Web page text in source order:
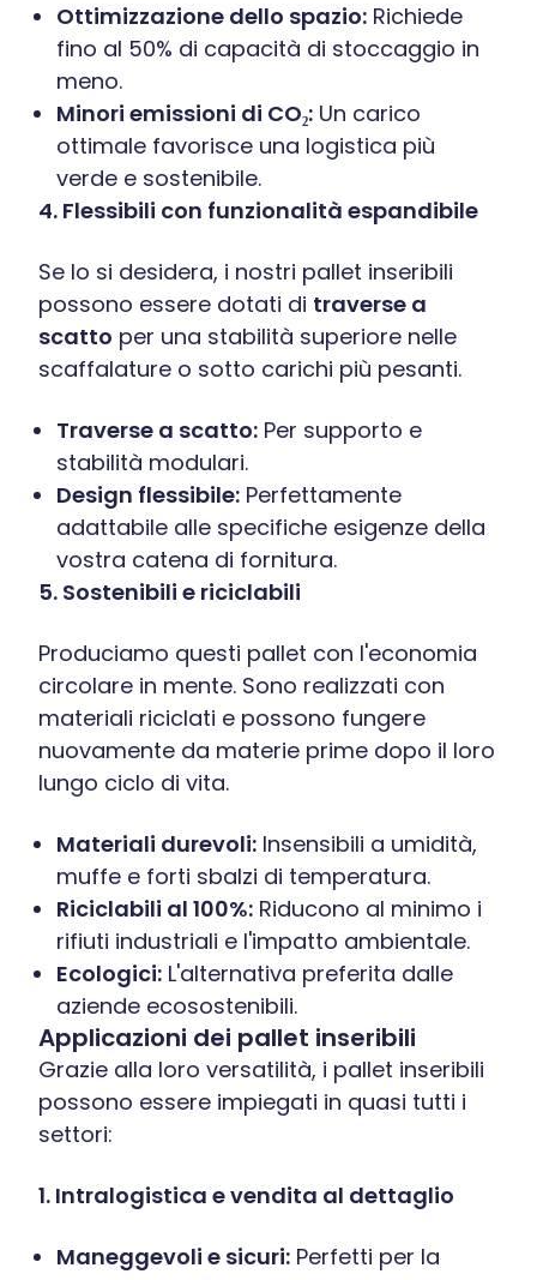
Ottimizzazione dello spazio: Richiede
fino al 50% di capacità di stoccaggio in
meno.
Minori emissioni di CO₂: Un carico
ottimale favorisce una logistica più
verde e sostenibile.
4. Flessibili con funzionalità espandibile
Se lo si desidera, i nostri pallet inseribili
possono essere dotati di traverse a
scatto per una stabilità superiore nelle
scaffalature o sotto carichi più pesanti.
Traverse a scatto: Per supporto e
stabilità modulari.
Design flessibile: Perfettamente
adattabile alle specifiche esigenze della
vostra catena di fornitura.
5. Sostenibili e riciclabili
Produciamo questi pallet con l'economia
circolare in mente. Sono realizzati con
materiali riciclati e possono fungere
nuovamente da materie prime dopo il loro
lungo ciclo di vita.
Materiali durevoli: Insensibili a umidità,
muffe e forti sbalzi di temperatura.
Riciclabili al 100%: Riducono al minimo i
rifiuti industriali e l'impatto ambientale.
Ecologici: L'alternativa preferita dalle
aziende ecosostenibili.
Applicazioni dei pallet inseribili
Grazie alla loro versatilità, i pallet inseribili
possono essere impiegati in quasi tutti i
settori:
1. Intralogistica e vendita al dettaglio
Maneggevoli e sicuri: Perfetti per la